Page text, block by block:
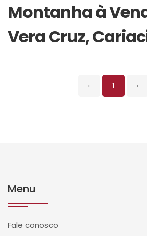
Montanha à
Vera Cruz,
‹ 1 ›
Menu
Fale conosco